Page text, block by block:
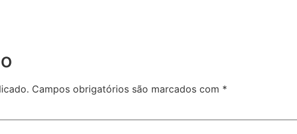
Campos obrigatórios são marcados com *